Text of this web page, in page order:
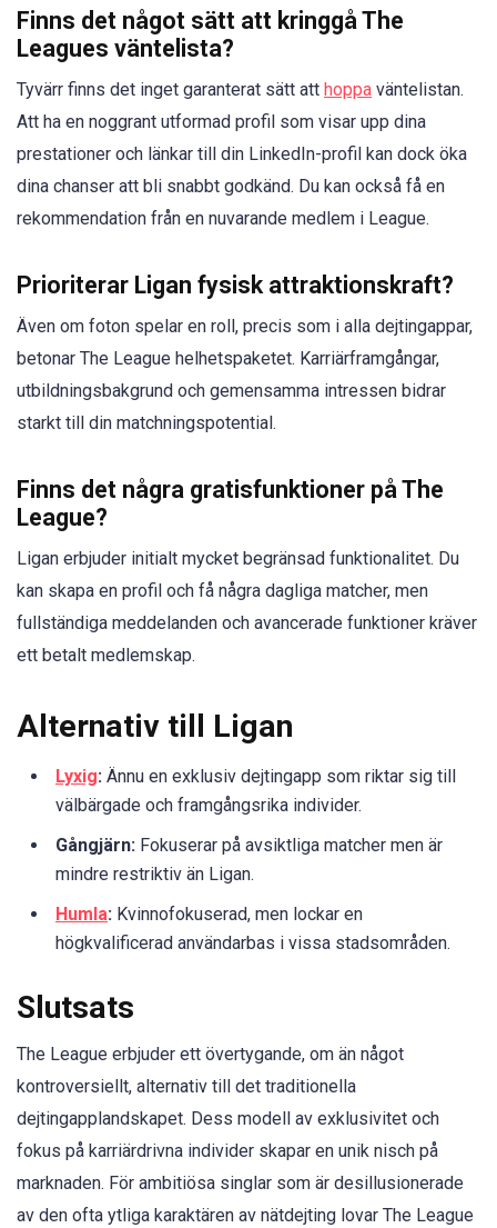
Finns det något sätt att kringgå The
Leagues väntelista?
Tyvärr finns det inget garanterat sätt att hoppa väntelistan.
Att ha en noggrant utformad profil som visar upp dina
prestationer och länkar till din LinkedIn-profil kan dock öka
dina chanser att bli snabbt godkänd. Du kan också få en
rekommendation från en nuvarande medlem i League.
Prioriterar Ligan fysisk attraktionskraft?
Även om foton spelar en roll, precis som i alla dejtingappar,
betonar The League helhetspaketet. Karriärframgångar,
utbildningsbakgrund och gemensamma intressen bidrar
starkt till din matchningspotential.
Finns det några gratisfunktioner på The
League?
Ligan erbjuder initialt mycket begränsad funktionalitet. Du
kan skapa en profil och få några dagliga matcher, men
fullständiga meddelanden och avancerade funktioner kräver
ett betalt medlemskap.
Alternativ till Ligan
Lyxig: Ännu en exklusiv dejtingapp som riktar sig till
välbärgade och framgångsrika individer.
Gångjärn: Fokuserar på avsiktliga matcher men är
mindre restriktiv än Ligan.
Humla: Kvinnofokuserad, men lockar en
högkvalificerad användarbas i vissa stadsområden.
Slutsats
The League erbjuder ett övertygande, om än något
kontroversiellt, alternativ till det traditionella
dejtingapplandskapet. Dess modell av exklusivitet och
fokus på karriärdrivna individer skapar en unik nisch på
marknaden. För ambitiösa singlar som är desillusionerade
av den ofta ytliga karaktären av nätdejting lovar The League